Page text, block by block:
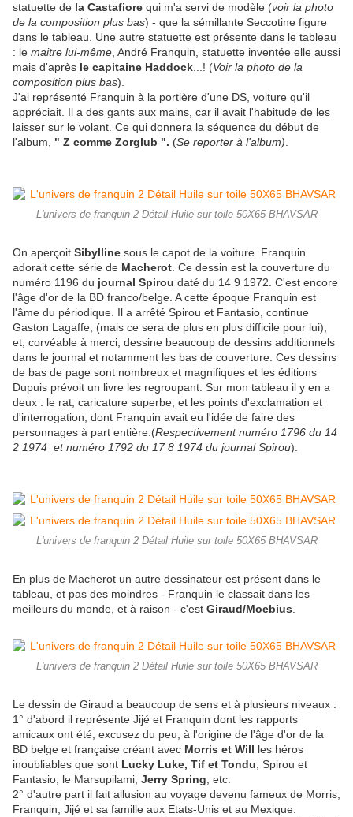
statuette de la Castafiore qui m'a servi de modèle (voir la photo
de la composition plus bas) - que la sémillante Seccotine figure
dans le tableau. Une autre statuette est présente dans le tableau
: le maitre lui-même , André Franquin, statuette inventée elle aussi
mais d'après le capitaine Haddock ...! (Voir la photo de la
composition plus bas).
J'ai représenté Franquin à la portière d'une DS, voiture qu'il
appréciait. Il a des gants aux mains, car il avait l'habitude de les
laisser sur le volant. Ce qui donnera la séquence du début de
l'album, " Z comme Zorglub ". (Se reporter à l'album)
L'univers de franquin 2 Détail Huile sur toile 50X65 BHAVSAR
On aperçoit Sibylline sous le capot de la voiture. Franquin
adorait cette série de Macherot . Ce dessin est la couverture du
numéro 1196 du journal Spirou daté du 14 9 1972. C'est encore
l'âge d'or de la BD franco/belge. A cette époque Franquin est
l'âme du périodique. Il a arrêté Spirou et Fantasio, continue
Gaston Lagaffe, (mais ce sera de plus en plus difficile pour lui),
et, corvéable à merci, dessine beaucoup de dessins additionnels
dans le journal et notamment les bas de couverture. Ces dessins
de bas de page sont nombreux et magnifiques et les éditions
Dupuis prévoit un livre les regroupant. Sur mon tableau il y en a
deux : le rat, caricature superbe, et les points d'exclamation et
d'interrogation, dont Franquin avait eu l'idée de faire des
personnages à part entière.(Respectivement numéro 1796 du 14
2 1974 et numéro 1792 du 17 8 1974 du journal Spirou).
L'univers de franquin 2 Détail Huile sur toile 50X65 BHAVSAR
En plus de Macherot un autre dessinateur est présent dans le
tableau, et pas des moindres - Franquin le classait dans les
meilleurs du monde, et à raison - c'est Giraud/Moebius
L'univers de franquin 2 Détail Huile sur toile 50X65 BHAVSAR
Le dessin de Giraud a beaucoup de sens et à plusieurs niveaux :
1° d'abord il représente Jijé et Franquin dont les rapports
amicaux ont été, excusez du peu, à l'origine de l'âge d'or de la
BD belge et française créant avec Morris et Will les héros
inoubliables que sont Lucky Luke, Tif et Tondu , Spirou et
Fantasio, le Marsupilami, Jerry Spring , etc.
2° d'autre part il fait allusion au voyage devenu fameux de Morris,
Franquin, Jijé et sa famille aux Etats-Unis et au Mexique.